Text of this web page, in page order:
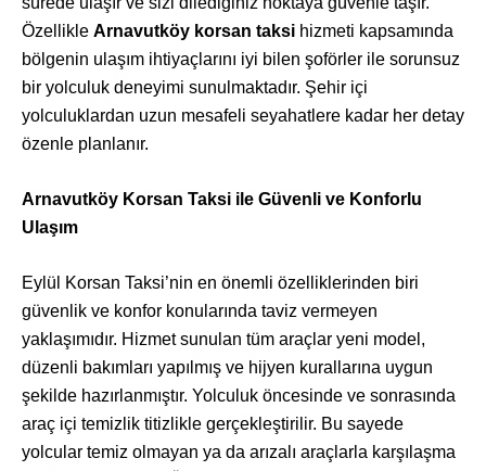
Özellikle Arnavutköy korsan taksi hizmeti kapsamında
bölgenin ulaşım ihtiyaçlarını iyi bilen şoförler ile sorunsuz
bir yolculuk deneyimi sunulmaktadır. Şehir içi
yolculuklardan uzun mesafeli seyahatlere kadar her detay
özenle planlanır.
Arnavutköy Korsan Taksi ile Güvenli ve Konforlu
Ulaşım
Eylül Korsan Taksi’nin en önemli özelliklerinden biri
güvenlik ve konfor konularında taviz vermeyen
yaklaşımıdır. Hizmet sunulan tüm araçlar yeni model,
düzenli bakımları yapılmış ve hijyen kurallarına uygun
şekilde hazırlanmıştır. Yolculuk öncesinde ve sonrasında
araç içi temizlik titizlikle gerçekleştirilir. Bu sayede
yolcular temiz olmayan ya da arızalı araçlarla karşılaşma